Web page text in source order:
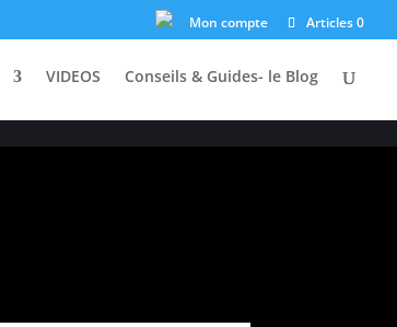
Mon compte Articles 0
VIDEOS Conseils & Guides- le Blog